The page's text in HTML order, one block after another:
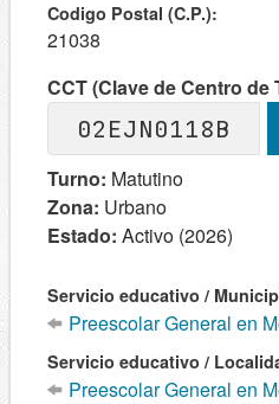
Codigo Postal (C.P.):
21038
CCT (Clave de Centro de
02EJN0118B
Turno: Matutino
Zona: Urbano
Estado: Activo (2026)
Servicio educativo /
Preescolar General en
Servicio educativo /
Preescolar General en